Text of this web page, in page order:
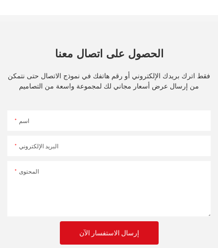
الحصول على اتصال معنا
فقط اترك بريدك الإلكتروني أو رقم هاتفك في نموذج الاتصال حتى نتمكن
من إرسال عرض أسعار مجاني لك لمجموعة واسعة من التصاميم
اسم
البريد الإلكتروني
المحتوى
إرسال الاستفسار الآن